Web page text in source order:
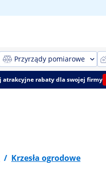
Przyrządy pomiarowe
atrakcyjne rabaty dla swojej firmy
/ Krzesła ogrodowe